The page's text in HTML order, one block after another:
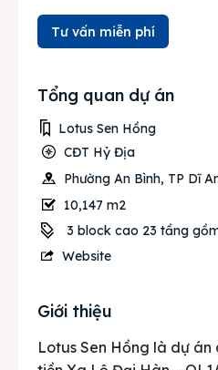
Tư vấn miễn phí
Tổng quan dự án
Lotus Sen Hồng
CĐT Hỷ Địa
Phường An Bình, TP Dĩ
10,147 m2
3 block cao 23 tầng
Website
Giới thiệu
Lotus Sen Hồng là dự